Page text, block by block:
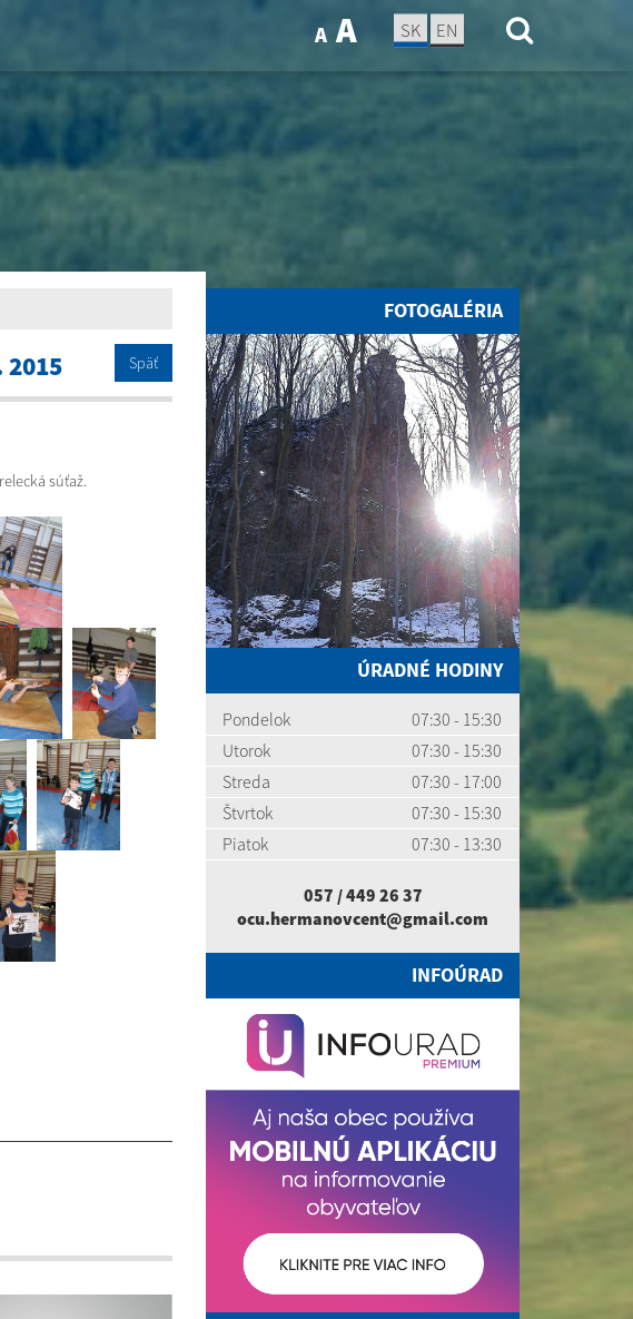
A A SK EN
2015 Späť
súťaž.
FOTOGALÉRIA
ÚRADNÉ HODINY
Pondelok
07:30 - 15:30
Utorok
07:30 - 15:30
Streda
07:30 - 17:00
Štvrtok
07:30 - 15:30
Piatok
07:30 - 13:30
057 / 449 26 37
ocu.hermanovcent@gmail.com
INFOÚRAD